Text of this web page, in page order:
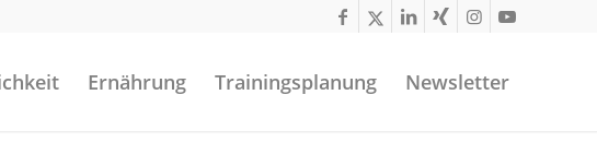
Ernährung Trainingsplanung Newsletter